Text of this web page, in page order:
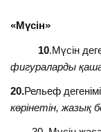
«Мүсін»
10.Мүсін
фигураларды
20.Рельеф
көрінетін, жазық